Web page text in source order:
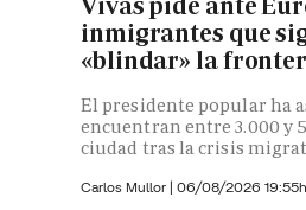
inmigrantes que
«blindar» la
El presidente popular ha
encuentran entre 3.000 y
ciudad tras la crisis
Carlos Mullor | 06/08/2026 19:55h.